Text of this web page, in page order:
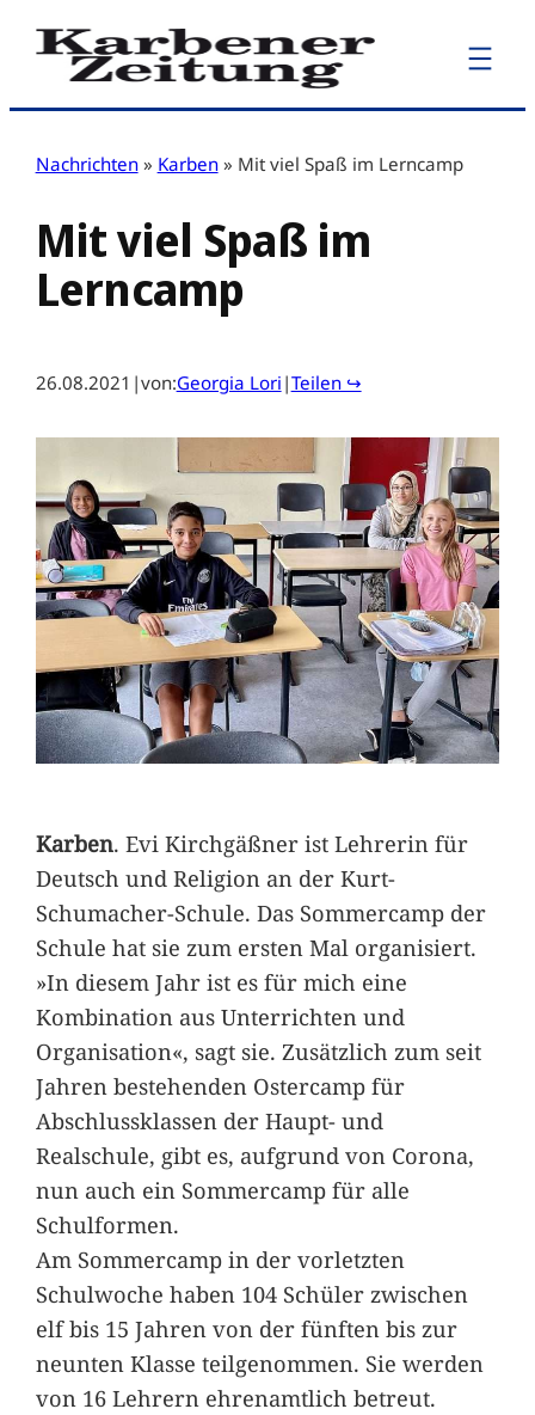
Zum
Inhalt
Nachrichten » Karben » Mit viel Spaß im Lerncamp
Mit viel Spaß im
Lerncamp
26.08.2021 |von:Georgia Lori |Teilen ↪
Karben. Evi Kirchgäßner ist Lehrerin für
Deutsch und Religion an der Kurt-
Schumacher-Schule. Das Sommercamp der
Schule hat sie zum ersten Mal organisiert.
»In diesem Jahr ist es für mich eine
Kombination aus Unterrichten und
Organisation«, sagt sie. Zusätzlich zum seit
Jahren bestehenden Ostercamp für
Abschlussklassen der Haupt- und
Realschule, gibt es, aufgrund von Corona,
nun auch ein Sommercamp für alle
Schulformen.
Am Sommercamp in der vorletzten
Schulwoche haben 104 Schüler zwischen
elf bis 15 Jahren von der fünften bis zur
neunten Klasse teilgenommen. Sie werden
von 16 Lehrern ehrenamtlich betreut.